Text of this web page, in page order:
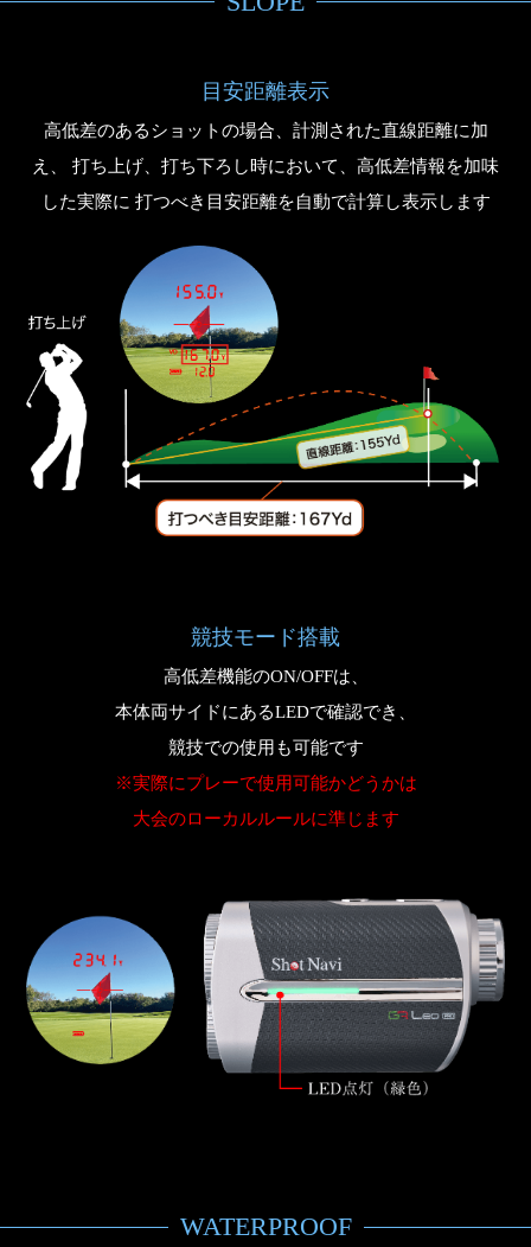
目安距離表示
高低差のあるショットの場合、計測された直線距離に加
え、 打ち上げ、打ち下ろし時において、高低差情報を加味
した実際に 打つべき目安距離を自動で計算し表示します
競技モード搭載
高低差機能のON/OFFは、
本体両サイドにあるLEDで確認でき、
競技での使用も可能です
※実際にプレーで使用可能かどうかは
大会のローカルルールに準じます
WATERPROOF